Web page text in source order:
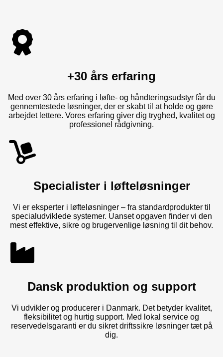
+30 års erfaring
Med over 30 års erfaring i løfte- og håndteringsudstyr får du
gennemtestede løsninger, der er skabt til at holde og gøre
arbejdet lettere. Vores erfaring giver dig tryghed, kvalitet og
professionel rådgivning.
Specialister i løfteløsninger
Vi er eksperter i løfteløsninger – fra standardprodukter til
specialudviklede systemer. Uanset opgaven finder vi den
mest effektive, sikre og brugervenlige løsning til dit behov.
Dansk produktion og support
Vi udvikler og producerer i Danmark. Det betyder kvalitet,
fleksibilitet og hurtig support. Med lokal service og
reservedelsgaranti er du sikret driftssikre løsninger tæt på
dig.